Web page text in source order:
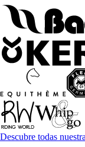
Descubre todas